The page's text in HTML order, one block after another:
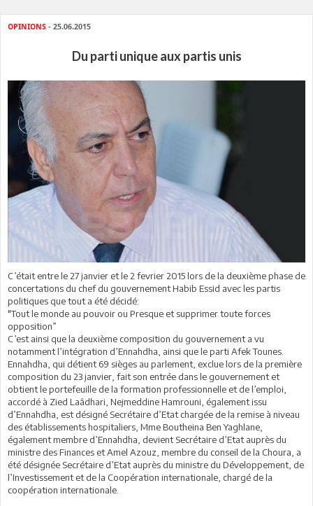
OPINIONS - 25.06.2015
Du parti unique aux partis unis
C’était entre le 27 janvier et le 2 fevrier 2015 lors de la deuxième phase de
concertations du chef du gouvernement Habib Essid avec les partis
politiques que tout a été décidé:
"Tout le monde au pouvoir ou Presque et supprimer toute forces
opposition”
C’est ainsi que la deuxième composition du gouvernement a vu
notamment l’intégration d’Ennahdha, ainsi que le parti Afek Tounes.
Ennahdha, qui détient 69 sièges au parlement, exclue lors de la première
composition du 23 janvier, fait son entrée dans le gouvernement et
obtient le portefeuille de la formation professionnelle et de l’emploi,
accordé à Zied Laâdhari, Nejmeddine Hamrouni, également issu
d’Ennahdha, est désigné Secrétaire d’Etat chargée de la remise à niveau
des établissements hospitaliers, Mme Boutheina Ben Yaghlane,
également membre d’Ennahdha, devient Secrétaire d’Etat auprès du
ministre des Finances et Amel Azouz, membre du conseil de la Choura, a
été désignée Secrétaire d’Etat auprès du ministre du Développement, de
l’Investissement et de la Coopération internationale, chargé de la
coopération internationale.